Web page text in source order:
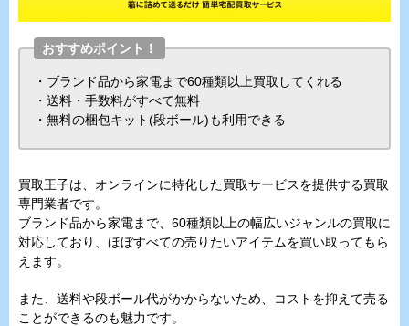
おすすめポイント！
・ブランド品から家電まで60種類以上買取してくれる
・送料・手数料がすべて無料
・無料の梱包キット(段ボール)も利用できる
買取王子は、オンラインに特化した買取サービスを提供する買取
専門業者です。
ブランド品から家電まで、60種類以上の幅広いジャンルの買取に
対応しており、ほぼすべての売りたいアイテムを買い取ってもら
えます。
また、送料や段ボール代がかからないため、コストを抑えて売る
ことができるのも魅力です。